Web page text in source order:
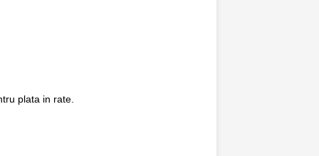
plata in rate.